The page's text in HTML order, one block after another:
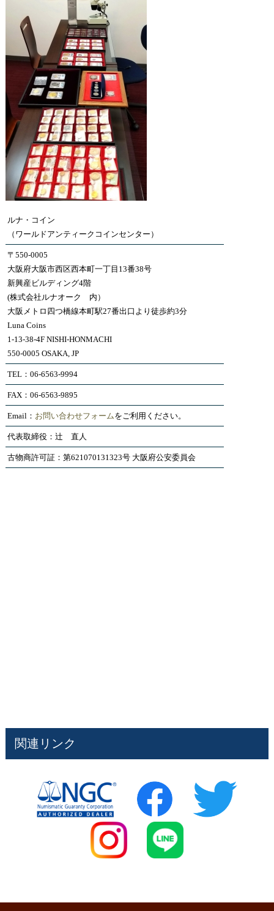
ルナ・コイン
（ワールドアンティークコインセンター）
〒550-0005
大阪府大阪市西区西本町一丁目13番38号
新興産ビルディング4階
(株式会社ルナオーク 内）
大阪メトロ四つ橋線本町駅27番出口より徒歩約3分
Luna Coins
1-13-38-4F NISHI-HONMACHI
550-0005 OSAKA, JP
TEL：06-6563-9994
FAX：06-6563-9895
Email： お問い合わせフォームをご利用ください。
代表取締役：辻 直人
古物商許可証：第621070131323号 大阪府公安委員会
関連リンク